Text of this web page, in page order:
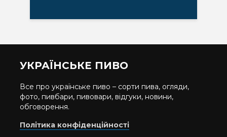
УКРАЇНСЬКЕ ПИВО
Все про українське пиво – сорти пива, огляди,
фото, пивбари, пивовари, відгуки, новини,
обговорення.
Політика конфіденційності